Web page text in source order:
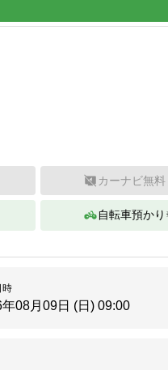
カーナビ無料
自転車預かり
時
年08月09日 (日) 09:00